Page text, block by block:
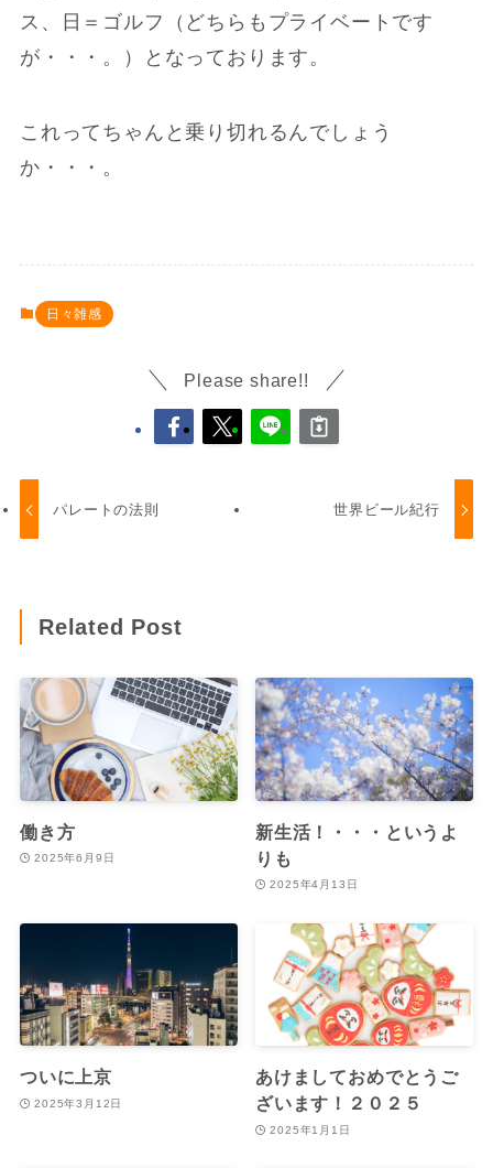
ス、日＝ゴルフ（どちらもプライベートです
が・・・。）となっております。
これってちゃんと乗り切れるんでしょう
か・・・。
日々雑感
Please share!!
パレートの法則 世界ビール紀行
Related Post
働き方
2025年6月9日
新生活！・・・というよ
りも
2025年4月13日
ついに上京
2025年3月12日
あけましておめでとうご
ざいます！２０２５
2025年1月1日